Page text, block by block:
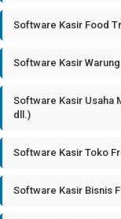
Software Kasir Food
Software Kasir
Software Kasir Usaha
dll.)
Software Kasir Toko
Software Kasir Bisnis